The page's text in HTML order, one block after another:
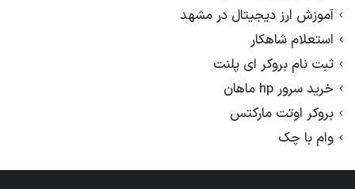
آموزش ارز دیجیتال در مشهد
استعلام شاهکار
ثبت نام بروکر ای پلنت
خرید سرور hp ماهان
بروکر اوتت مارکتس
وام با چک